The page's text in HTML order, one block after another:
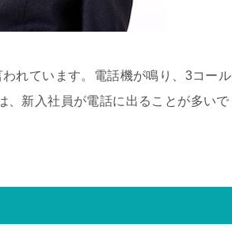
れています。電話機が鳴り、3コール
、新入社員が電話に出ることが多いで